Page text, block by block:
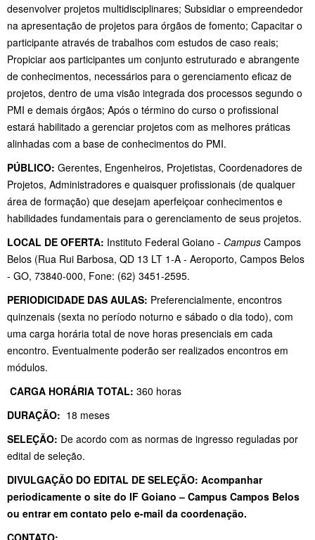
desenvolver projetos multidisciplinares; Subsidiar o empreendedor
na apresentação de projetos para órgãos de fomento; Capacitar o
participante através de trabalhos com estudos de caso reais;
Propiciar aos participantes um conjunto estruturado e abrangente
de conhecimentos, necessários para o gerenciamento eficaz de
projetos, dentro de uma visão integrada dos processos segundo o
PMI e demais órgãos; Após o término do curso o profissional
estará habilitado a gerenciar projetos com as melhores práticas
alinhadas com a base de conhecimentos do PMI.
PÚBLICO: Gerentes, Engenheiros, Projetistas, Coordenadores de
Projetos, Administradores e quaisquer profissionais (de qualquer
área de formação) que desejam aperfeiçoar conhecimentos e
habilidades fundamentais para o gerenciamento de seus projetos.
LOCAL DE OFERTA: Instituto Federal Goiano - Campus Campos
Belos (Rua Rui Barbosa, QD 13 LT 1-A - Aeroporto, Campos Belos
- GO, 73840-000, Fone: (62) 3451-2595.
PERIODICIDADE DAS AULAS: Preferencialmente, encontros
quinzenais (sexta no período noturno e sábado o dia todo), com
uma carga horária total de nove horas presenciais em cada
encontro. Eventualmente poderão ser realizados encontros em
módulos.
CARGA HORÁRIA TOTAL: 360 horas
DURAÇÃO: 18 meses
SELEÇÃO: De acordo com as normas de ingresso reguladas por
edital de seleção.
DIVULGAÇÃO DO EDITAL DE SELEÇÃO: Acompanhar
periodicamente o site do IF Goiano – Campus Campos Belos
ou entrar em contato pelo e-mail da coordenação.
CONTATO: